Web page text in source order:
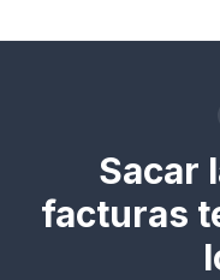
Sacar
facturas